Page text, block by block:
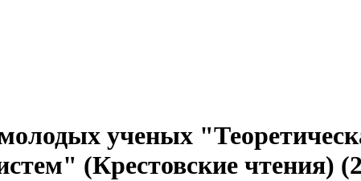
ученых
(Крестовские чтения)